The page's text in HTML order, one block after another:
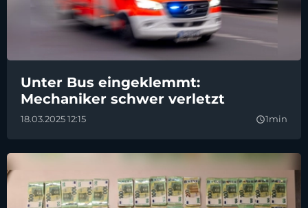
Unter Bus eingeklemmt:
Mechaniker schwer verletzt
18.03.2025 12:15 query_builder1min